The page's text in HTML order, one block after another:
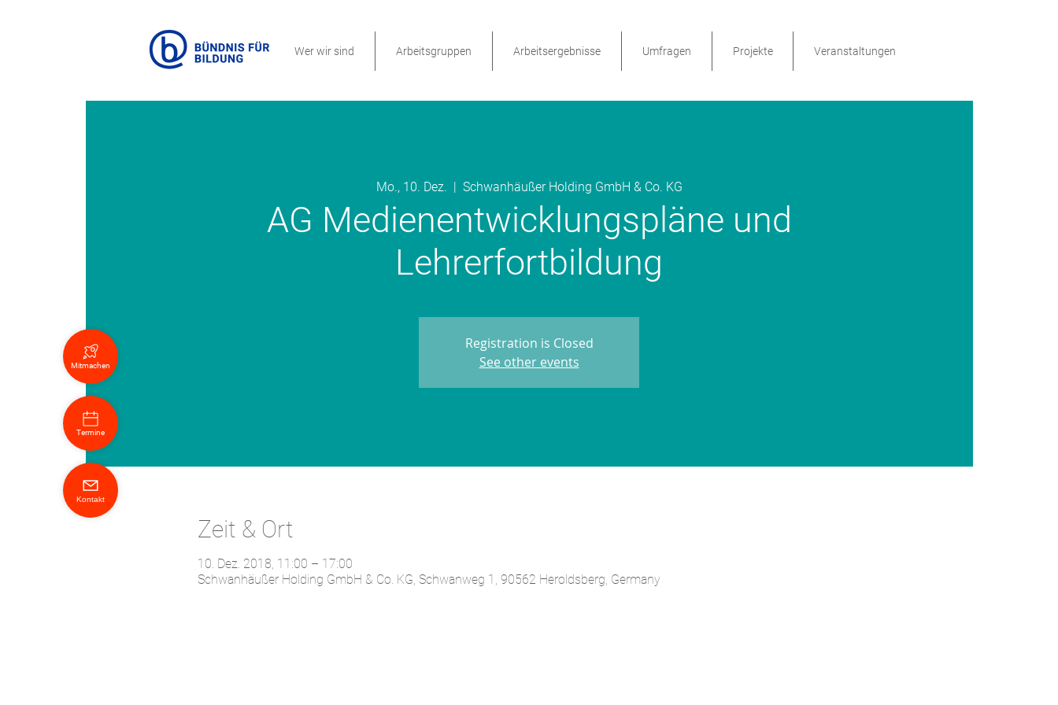
Wer wir sind Arbeitsgruppen Arbeitsergebnisse Umfragen Projekte Veranstaltungen
Mitmachen
Termine
Kontakt
Mo., 10. Dez.
  |
Schwanhäußer Holding GmbH & Co. KG
AG Medienentwicklungspläne und
Lehrerfortbildung
Registration is Closed
See other events
Zeit & Ort
10. Dez. 2018, 11:00 – 17:00
Schwanhäußer Holding GmbH & Co. KG, Schwanweg 1, 90562 Heroldsberg, Germany